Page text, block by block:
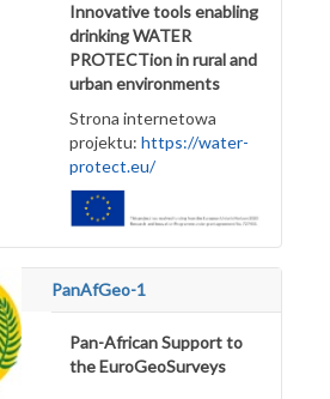
Innovative tools enabling
drinking WATER
PROTECTion in rural and
urban environments
Strona internetowa
projektu: https://water-
protect.eu/
PanAfGeo-1
Pan-African Support to
the EuroGeoSurveys